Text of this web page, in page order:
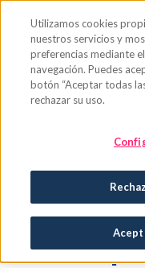
Boca
en
de
bucal
Utilizamos cookies
nuestros servicios y
preferencias mediante
navegación. Puedes
botón “Aceptar todas
rechazar su uso.